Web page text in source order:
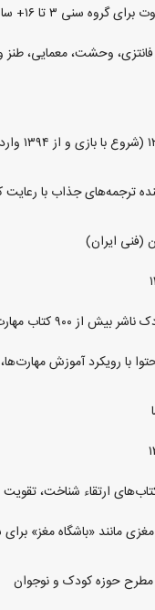
گروه سنی ۳ تا ۱۶+ سال.
وحشت، معمایی،
ترجمه‌های جذاب با
ناشر برگزیده جشنواره رشد و جایزه ملی محیط‌زیست دریافت کرده است.
با رویکرد آموزش
کتاب‌های ارتقاء شناخت،
مانند «باشگاه مغز»